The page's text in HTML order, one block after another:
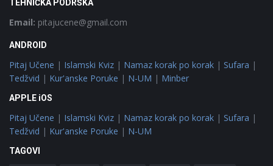
TEHNIČKA PODRŠKA
Email: pitajucene@gmail.com
ANDROID
Pitaj Učene | Islamski Kviz | Namaz korak po korak | Sufara |
Tedžvid | Kur'anske Poruke | N-UM | Minber
APPLE iOS
Pitaj Učene | Islamski Kviz | Namaz korak po korak | Sufara |
Tedžvid | Kur'anske Poruke | N-UM
TAGOVI